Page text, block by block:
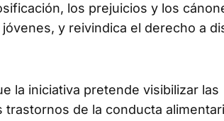
los prejuicios y los
y reivindica el derecho a
la iniciativa pretende visibilizar las
de la conducta